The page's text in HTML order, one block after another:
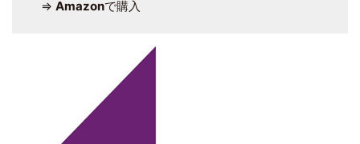
⇒ Amazonで購入